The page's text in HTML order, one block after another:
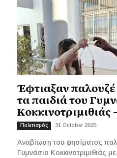
Έφτιαξαν
τα παιδιά του
Πολιτισμός 31 October 2025
Αναβίωση του ψησίματος
Γυμνάσιο Κοκκινοτριμιθιάς